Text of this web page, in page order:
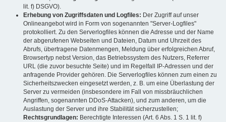
lit. f) DSGVO).
Erhebung von Zugriffsdaten und Logfiles: Der Zugriff auf unser
Onlineangebot wird in Form von sogenannten "Server-Logfiles"
protokolliert. Zu den Serverlogfiles können die Adresse und der Name
der abgerufenen Webseiten und Dateien, Datum und Uhrzeit des
Abrufs, übertragene Datenmengen, Meldung über erfolgreichen Abruf,
Browsertyp nebst Version, das Betriebssystem des Nutzers, Referrer
URL (die zuvor besuchte Seite) und im Regelfall IP-Adressen und der
anfragende Provider gehören. Die Serverlogfiles können zum einen zu
Sicherheitszwecken eingesetzt werden, z. B. um eine Überlastung der
Server zu vermeiden (insbesondere im Fall von missbräuchlichen
Angriffen, sogenannten DDoS-Attacken), und zum anderen, um die
Auslastung der Server und ihre Stabilität sicherzustellen;
Rechtsgrundlagen: Berechtigte Interessen (Art. 6 Abs. 1 S. 1 lit. f)